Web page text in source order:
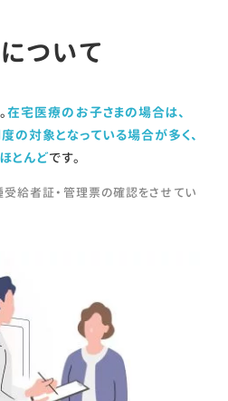
ついて
在宅医療のお子さまの場合は、
対象となっている場合が多く、
とんどです。
受給者証・管理票の確認をさせてい